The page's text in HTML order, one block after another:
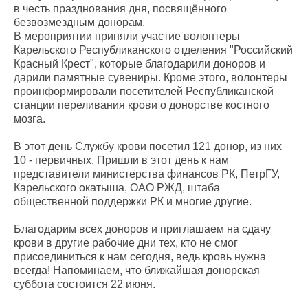
в честь празднования дня, посвящённого
безвозмездным донорам.
В мероприятии приняли участие волонтеры
Карельского Республиканского отделения "Российский
Красный Крест", которые благодарили доноров и
дарили памятные сувениры. Кроме этого, волонтеры
проинформировали посетителей Республиканской
станции переливания крови о донорстве костного
мозга.
В этот день Службу крови посетил 121 донор, из них
10 - первичных. Пришли в этот день к нам
представители министерства финансов РК, ПетрГУ,
Карельского окатыша, ОАО РЖД, штаба
общественной поддержки РК и многие другие.
Благодарим всех доноров и приглашаем на сдачу
крови в другие рабочие дни тех, кто не смог
присоединиться к нам сегодня, ведь кровь нужна
всегда! Напоминаем, что ближайшая донорская
суббота состоится 22 июня.